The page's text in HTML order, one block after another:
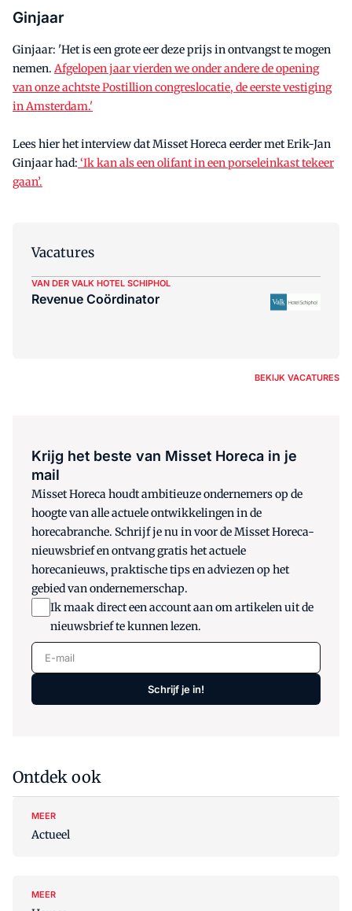
Ginjaar
Ginjaar: 'Het is een grote eer deze prijs in ontvangst te mogen
nemen. Afgelopen jaar vierden we onder andere de opening
van onze achtste Postillion congreslocatie, de eerste vestiging
in Amsterdam.'
Lees hier het interview dat Misset Horeca eerder met Erik-Jan
Ginjaar had: ‘Ik kan als een olifant in een porseleinkast tekeer
gaan’.
Vacatures
VAN DER VALK HOTEL SCHIPHOL
Revenue Coördinator
BEKIJK VACATURES
Krijg het beste van Misset Horeca in je
mail
Misset Horeca houdt ambitieuze ondernemers op de
hoogte van alle actuele ontwikkelingen in de
horecabranche. Schrijf je nu in voor de Misset Horeca-
nieuwsbrief en ontvang gratis het actuele
horecanieuws, praktische tips en adviezen op het
gebied van ondernemerschap.
Ik maak direct een account aan om artikelen uit de
nieuwsbrief te kunnen lezen.
E-mail
Schrijf je in!
Ontdek ook
MEER
Actueel
MEER